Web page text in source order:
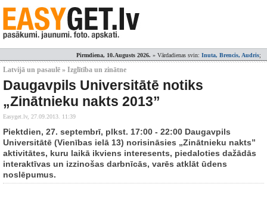
Pirmdiena, 10.Augusts 2026. » Vārdadienas svin: Inuta, Brencis, Audris;
Latvijā un pasaulē » Izglītība un zinātne
Daugavpils Universitātē notiks
„Zinātnieku nakts 2013”
Easyget.lv, 27.09.2013. 11:39
Piektdien, 27. septembrī, plkst. 17:00 - 22:00 Daugavpils
Universitātē (Vienības ielā 13) norisināsies „Zinātnieku nakts”
aktivitātes, kuru laikā ikviens interesents, piedaloties dažādās
interaktīvas un izzinošas darbnīcās, varēs atklāt ūdens
noslēpumus.